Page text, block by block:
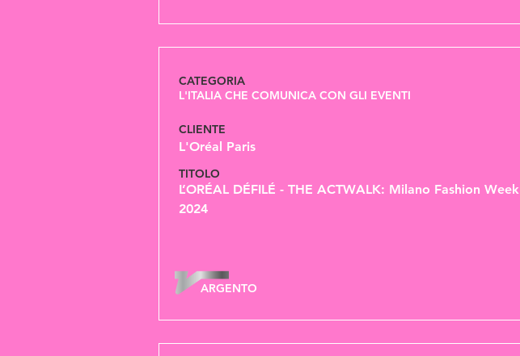
CATEGORIA
L'ITALIA CHE COMUNICA CON GLI EVENTI
CLIENTE
L'Oréal Paris
TITOLO
L’ORÉAL DÉFILÉ - THE ACTWALK: Milano Fashion Week
2024
ARGENTO